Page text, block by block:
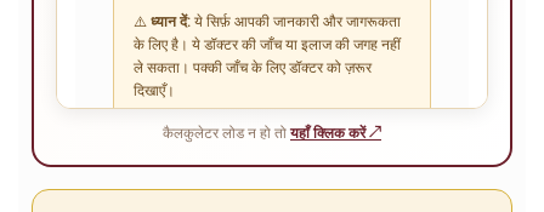
कैलकुलेटर लोड न हो तोयहाँ क्लिक करें ↗